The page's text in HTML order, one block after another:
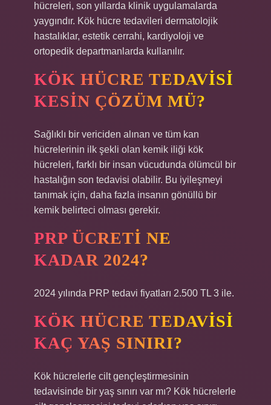
hücreleri, son yıllarda klinik uygulamalarda
yaygındır. Kök hücre tedavileri dermatolojik
hastalıklar, estetik cerrahi, kardiyoloji ve
ortopedik departmanlarda kullanılır.
KÖK HÜCRE TEDAVISI
KESIN ÇÖZÜM MÜ?
Sağlıklı bir vericiden alınan ve tüm kan
hücrelerinin ilk şekli olan kemik iliği kök
hücreleri, farklı bir insan vücudunda ölümcül bir
hastalığın son tedavisi olabilir. Bu iyileşmeyi
tanımak için, daha fazla insanın gönüllü bir
kemik belirteci olması gerekir.
PRP ÜCRETI NE
KADAR 2024?
2024 yılında PRP tedavi fiyatları 2.500 TL 3 ile.
KÖK HÜCRE TEDAVISI
KAÇ YAŞ SINIRI?
Kök hücrelerle cilt gençleştirmesinin
tedavisinde bir yaş sınırı var mı? Kök hücrelerle